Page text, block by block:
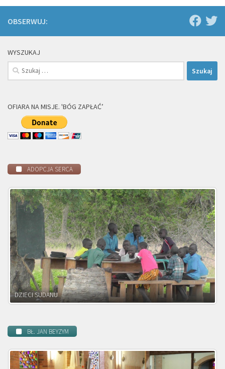
OBSERWUJ:
WYSZUKAJ
Szukaj:
OFIARA NA MISJE. 'BÓG ZAPŁAĆ’
ADOPCJA SERCA
DZIECI ZAMBII
BŁ. JAN BEYZYM